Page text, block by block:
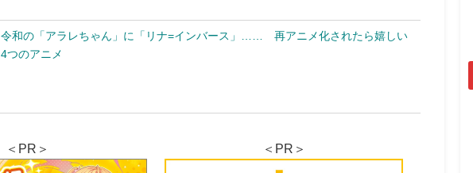
令和の「アラレちゃん」に「リナ=インバース」…… 再アニメ化されたら嬉しい
4つのアニメ
＜PR＞ ＜PR＞